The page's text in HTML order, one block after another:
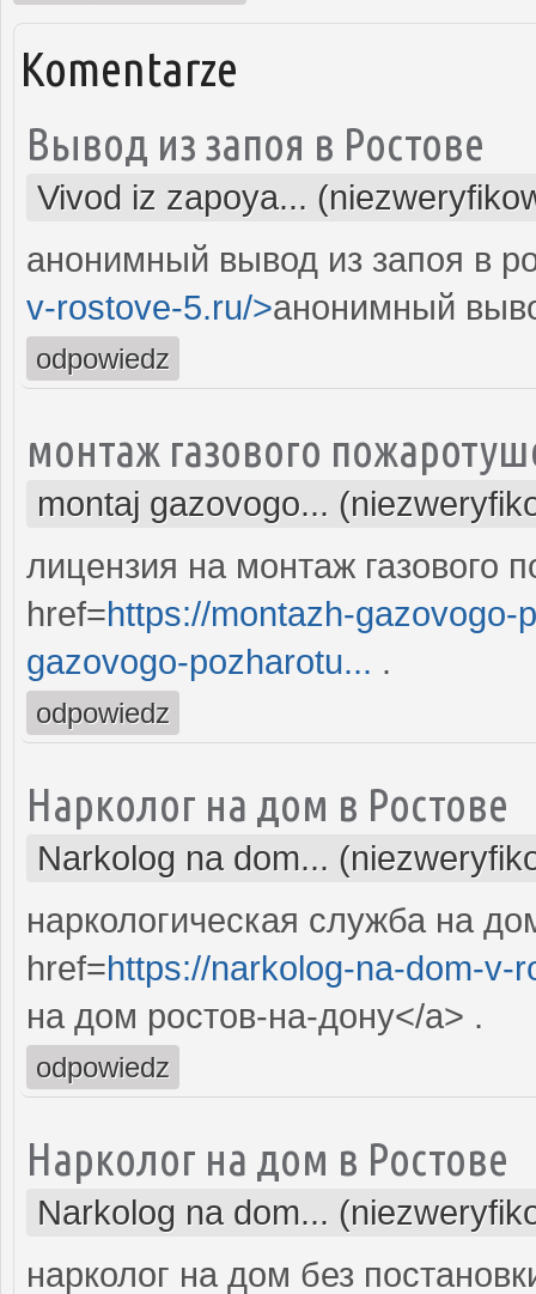
Komentarze
Вывод из запоя в Ростове
Vivod iz zapoya...
анонимный вывод из запоя в
v-rostove-5.ru/>анонимный
odpowiedz
монтаж газового
montaj gazovogo...
лицензия на монтаж газового
href=https://montazh-gazovogo-
gazovogo-pozharotu... .
odpowiedz
Нарколог на дом в Ростове
Narkolog na dom...
наркологическая служба на
href=https://narkolog-na-dom-v-
на дом ростов-на-дону</a> .
odpowiedz
Нарколог на дом в Ростове
Narkolog na dom...
нарколог на дом без